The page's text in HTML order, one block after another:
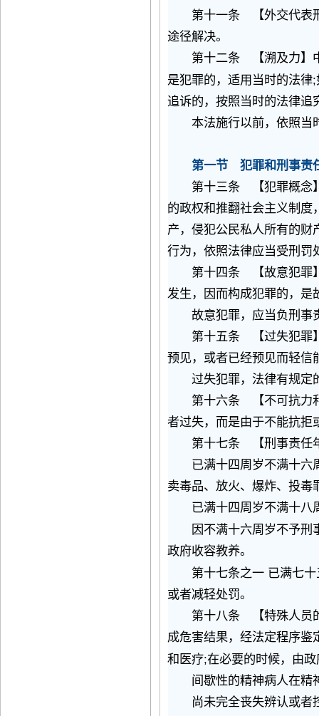
第十一条 【外交代表刑
途径解决。
第十二条 【溯及力】中
是犯罪的，适用当时的法律;
追诉的，按照当时的法律追
本法施行以前，依照当
第一节 犯罪和刑事责
第十三条 【犯罪概念
的政权和推翻社会主义制度
产，侵犯公民私人所有的财
行为，依照法律应当受刑罚
第十四条 【故意犯罪】
发生，因而构成犯罪的，是
故意犯罪，应当负刑事
第十五条 【过失犯罪】
预见，或者已经预见而轻信
过失犯罪，法律有规定
第十六条 【不可抗力和
者过失，而是由于不能抗拒
第十七条 【刑事责任年
已满十四周岁不满十六周
卖毒品、放火、爆炸、投毒
已满十四周岁不满十八
因不满十六周岁不予刑
政府收容教养。
第十七条之一 已满七
或者减轻处罚。
第十八条 【特殊人员的
成危害结果，经法定程序鉴
和医疗;在必要的时候，由
间歇性的精神病人在精
尚未完全丧失辨认或者控